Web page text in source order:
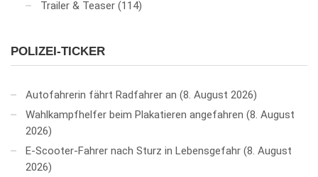
Trailer & Teaser (114)
POLIZEI-TICKER
Autofahrerin fährt Radfahrer an 8. August 2026
Wahlkampfhelfer beim Plakatieren angefahren 8. August
2026
E-Scooter-Fahrer nach Sturz in Lebensgefahr 8. August
2026